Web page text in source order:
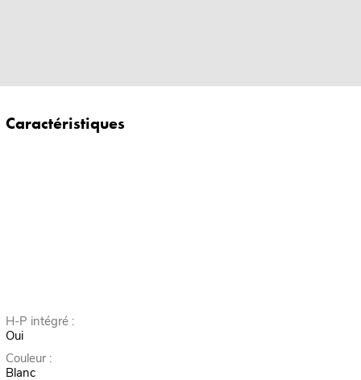
Caractéristiques
H-P intégré :
Oui
Couleur :
Blanc